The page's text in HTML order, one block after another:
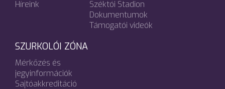
Híreink
Széktói Stadion
Dokumentumok
Támogatói videók
SZURKOLÓI ZÓNA
Mérkőzés és
jegyinformációk
Sajtóakkreditáció